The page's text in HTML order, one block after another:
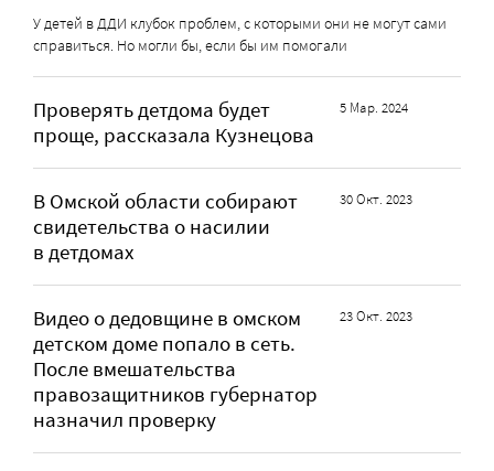
У детей в ДДИ клубок проблем, с которыми они не могут сами
справиться. Но могли бы, если бы им помогали
Проверять детдома будет
проще, рассказала Кузнецова
5 Мар. 2024
В Омской области собирают
свидетельства о насилии
в детдомах
30 Окт. 2023
Видео о дедовщине в омском
детском доме попало в сеть.
После вмешательства
правозащитников губернатор
назначил проверку
23 Окт. 2023